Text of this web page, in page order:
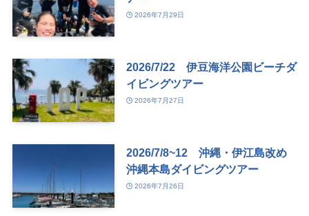
2026年7月29日
2026/7/22 伊豆海洋公園ビーチダ
イビングツアー
2026年7月27日
2026/7/8~12 沖縄・伊江島改め
沖縄本島ダイビングツアー
2026年7月26日